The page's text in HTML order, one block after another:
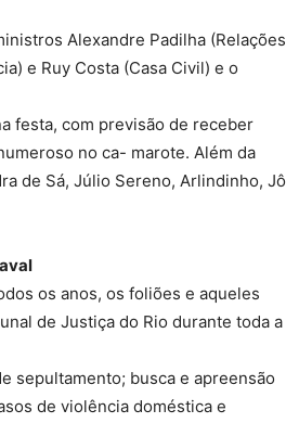
Alexandre Padilha (Relações
e Ruy Costa (Casa Civil) e o
festa, com previsão de receber
no ca- marote. Além da
de Sá, Júlio Sereno, Arlindinho, Jô
os anos, os foliões e aqueles
de Justiça do Rio durante toda a
sepultamento; busca e apreensão
de violência doméstica e